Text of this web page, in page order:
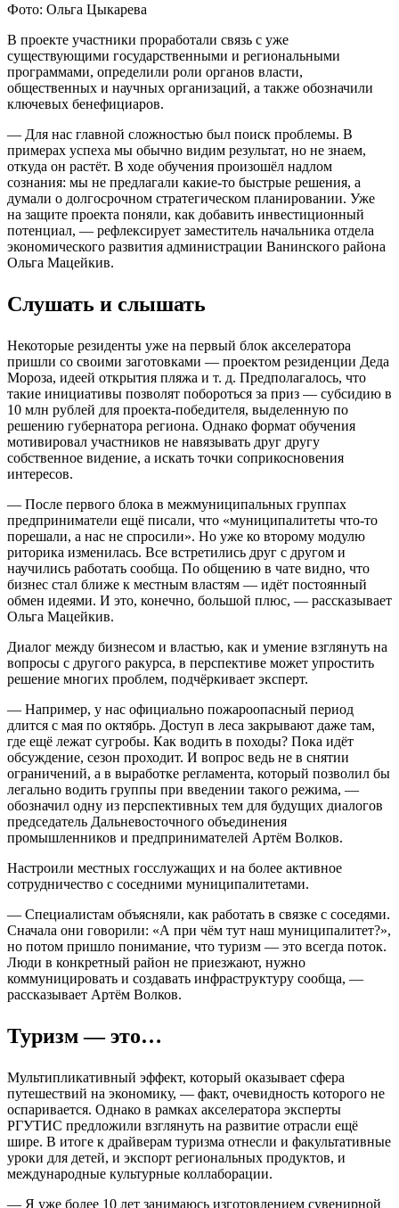
Фото: Ольга Цыкарева
В проекте участники проработали связь с уже
существующими государственными и региональными
программами, определили роли органов власти,
общественных и научных организаций, а также обозначили
ключевых бенефициаров.
— Для нас главной сложностью был поиск проблемы. В
примерах успеха мы обычно видим результат, но не знаем,
откуда он растёт. В ходе обучения произошёл надлом
сознания: мы не предлагали какие-то быстрые решения, а
думали о долгосрочном стратегическом планировании. Уже
на защите проекта поняли, как добавить инвестиционный
потенциал, — рефлексирует заместитель начальника отдела
экономического развития администрации Ванинского района
Ольга Мацейкив.
Слушать и слышать
Некоторые резиденты уже на первый блок акселератора
пришли со своими заготовками — проектом резиденции Деда
Мороза, идеей открытия пляжа и т. д. Предполагалось, что
такие инициативы позволят побороться за приз — субсидию в
10 млн рублей для проекта-победителя, выделенную по
решению губернатора региона. Однако формат обучения
мотивировал участников не навязывать друг другу
собственное видение, а искать точки соприкосновения
интересов.
— После первого блока в межмуниципальных группах
предприниматели ещё писали, что «муниципалитеты что-то
порешали, а нас не спросили». Но уже ко второму модулю
риторика изменилась. Все встретились друг с другом и
научились работать сообща. По общению в чате видно, что
бизнес стал ближе к местным властям — идёт постоянный
обмен идеями. И это, конечно, большой плюс, — рассказывает
Ольга Мацейкив.
Диалог между бизнесом и властью, как и умение взглянуть на
вопросы с другого ракурса, в перспективе может упростить
решение многих проблем, подчёркивает эксперт.
— Например, у нас официально пожароопасный период
длится с мая по октябрь. Доступ в леса закрывают даже там,
где ещё лежат сугробы. Как водить в походы? Пока идёт
обсуждение, сезон проходит. И вопрос ведь не в снятии
ограничений, а в выработке регламента, который позволил бы
легально водить группы при введении такого режима, —
обозначил одну из перспективных тем для будущих диалогов
председатель Дальневосточного объединения
промышленников и предпринимателей Артём Волков.
Настроили местных госслужащих и на более активное
сотрудничество с соседними муниципалитетами.
— Специалистам объясняли, как работать в связке с соседями.
Сначала они говорили: «А при чём тут наш муниципалитет?»,
но потом пришло понимание, что туризм — это всегда поток.
Люди в конкретный район не приезжают, нужно
коммуницировать и создавать инфраструктуру сообща, —
рассказывает Артём Волков.
Туризм — это…
Мультипликативный эффект, который оказывает сфера
путешествий на экономику, — факт, очевидность которого не
оспаривается. Однако в рамках акселератора эксперты
РГУТИС предложили взглянуть на развитие отрасли ещё
шире. В итоге к драйверам туризма отнесли и факультативные
уроки для детей, и экспорт региональных продуктов, и
международные культурные коллаборации.
— Я уже более 10 лет занимаюсь изготовлением сувенирной